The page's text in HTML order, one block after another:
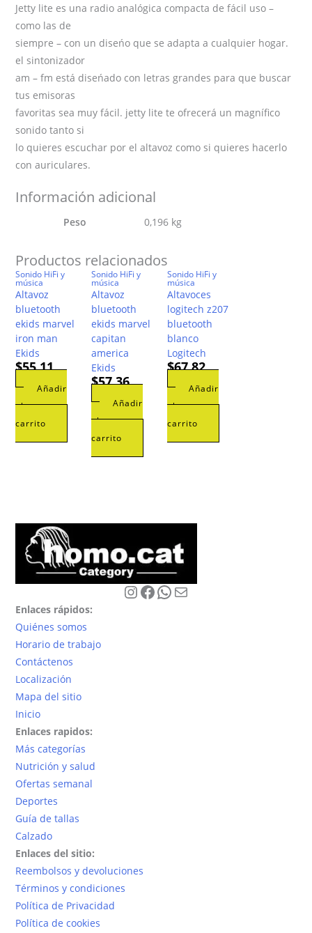
volumen
-
antena
telescopica
-
in
3.5mm
Spc
cantidad
Jetty lite es una radio analógica compacta de fácil uso –
como las de
siempre – con un diseńo que se adapta a cualquier hogar.
el sintonizador
am – fm está diseńado con letras grandes para que buscar
tus emisoras
favoritas sea muy fácil. jetty lite te ofrecerá un magnífico
sonido tanto si
lo quieres escuchar por el altavoz como si quieres hacerlo
con auriculares.
Información adicional
Peso 0,196 kg
Productos relacionados
Sonido HiFi y
música
Altavoz
bluetooth
ekids marvel
iron man
Ekids
$55,11
Añadir
al
carrito
Sonido HiFi y
música
Altavoz
bluetooth
ekids marvel
capitan
america
Ekids
$57,36
Añadir
al
carrito
Sonido HiFi y
música
Altavoces
logitech z207
bluetooth
blanco
Logitech
$67,82
Añadir
al
carrito
Instagram
Facebook
WhatsApp
Correo electrónico
Enlaces rápidos:
Quiénes somos
Horario de trabajo
Contáctenos
Localización
Mapa del sitio
Inicio
Enlaces rapidos:
Más categorías
Nutrición y salud
Ofertas semanal
Deportes
Guía de tallas
Calzado
Enlaces del sitio:
Reembolsos y devoluciones
Términos y condiciones
Política de Privacidad
Política de cookies